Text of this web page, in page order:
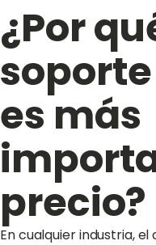
¿Por
es más
precio?
En cualquier industria,